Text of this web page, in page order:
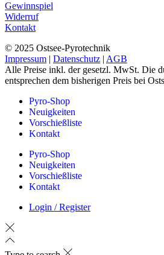
Gewinnspiel
Widerruf
Kontakt
© 2025 Ostsee-Pyrotechnik
Impressum | Datenschutz | AGB
Alle Preise inkl. der gesetzl. MwSt. Die
entsprechen dem bisherigen Preis bei
Pyro-Shop
Neuigkeiten
Vorschießliste
Kontakt
Pyro-Shop
Neuigkeiten
Vorschießliste
Kontakt
Login / Register